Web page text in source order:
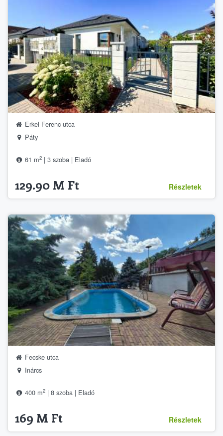
Erkel Ferenc utca
Páty
61 m2 | 3 szoba | Eladó
129.90 M Ft Részletek
Fecske utca
Inárcs
400 m2 | 8 szoba | Eladó
169 M Ft Részletek